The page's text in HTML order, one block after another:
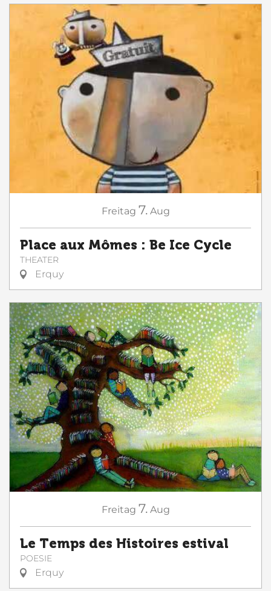
Freitag 7. Aug
Place aux Mômes : Be Ice Cycle
THEATER
Erquy
Freitag 7. Aug
Le Temps des Histoires estival
POESIE
Erquy